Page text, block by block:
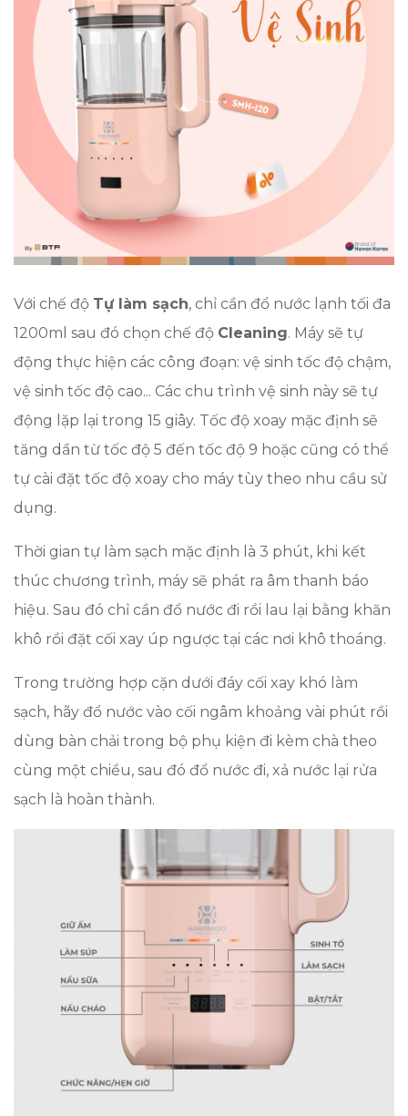
Với chế độ Tự làm sạch, chỉ cần đổ nước lạnh tối đa
1200ml sau đó chọn chế độ Cleaning. Máy sẽ tự
động thực hiện các công đoạn: vệ sinh tốc độ chậm,
vệ sinh tốc độ cao... Các chu trình vệ sinh này sẽ tự
động lặp lại trong 15 giây. Tốc độ xoay mặc định sẽ
tăng dần từ tốc độ 5 đến tốc độ 9 hoặc cũng có thể
tự cài đặt tốc độ xoay cho máy tùy theo nhu cầu sử
dụng.
Thời gian tự làm sạch mặc định là 3 phút, khi kết
thúc chương trình, máy sẽ phát ra âm thanh báo
hiệu. Sau đó chỉ cần đổ nước đi rồi lau lại bằng khăn
khô rồi đặt cối xay úp ngược tại các nơi khô thoáng.
Trong trường hợp cặn dưới đáy cối xay khó làm
sạch, hãy đổ nước vào cối ngâm khoảng vài phút rồi
dùng bàn chải trong bộ phụ kiện đi kèm chà theo
cùng một chiều, sau đó đổ nước đi, xả nước lại rửa
sạch là hoàn thành.